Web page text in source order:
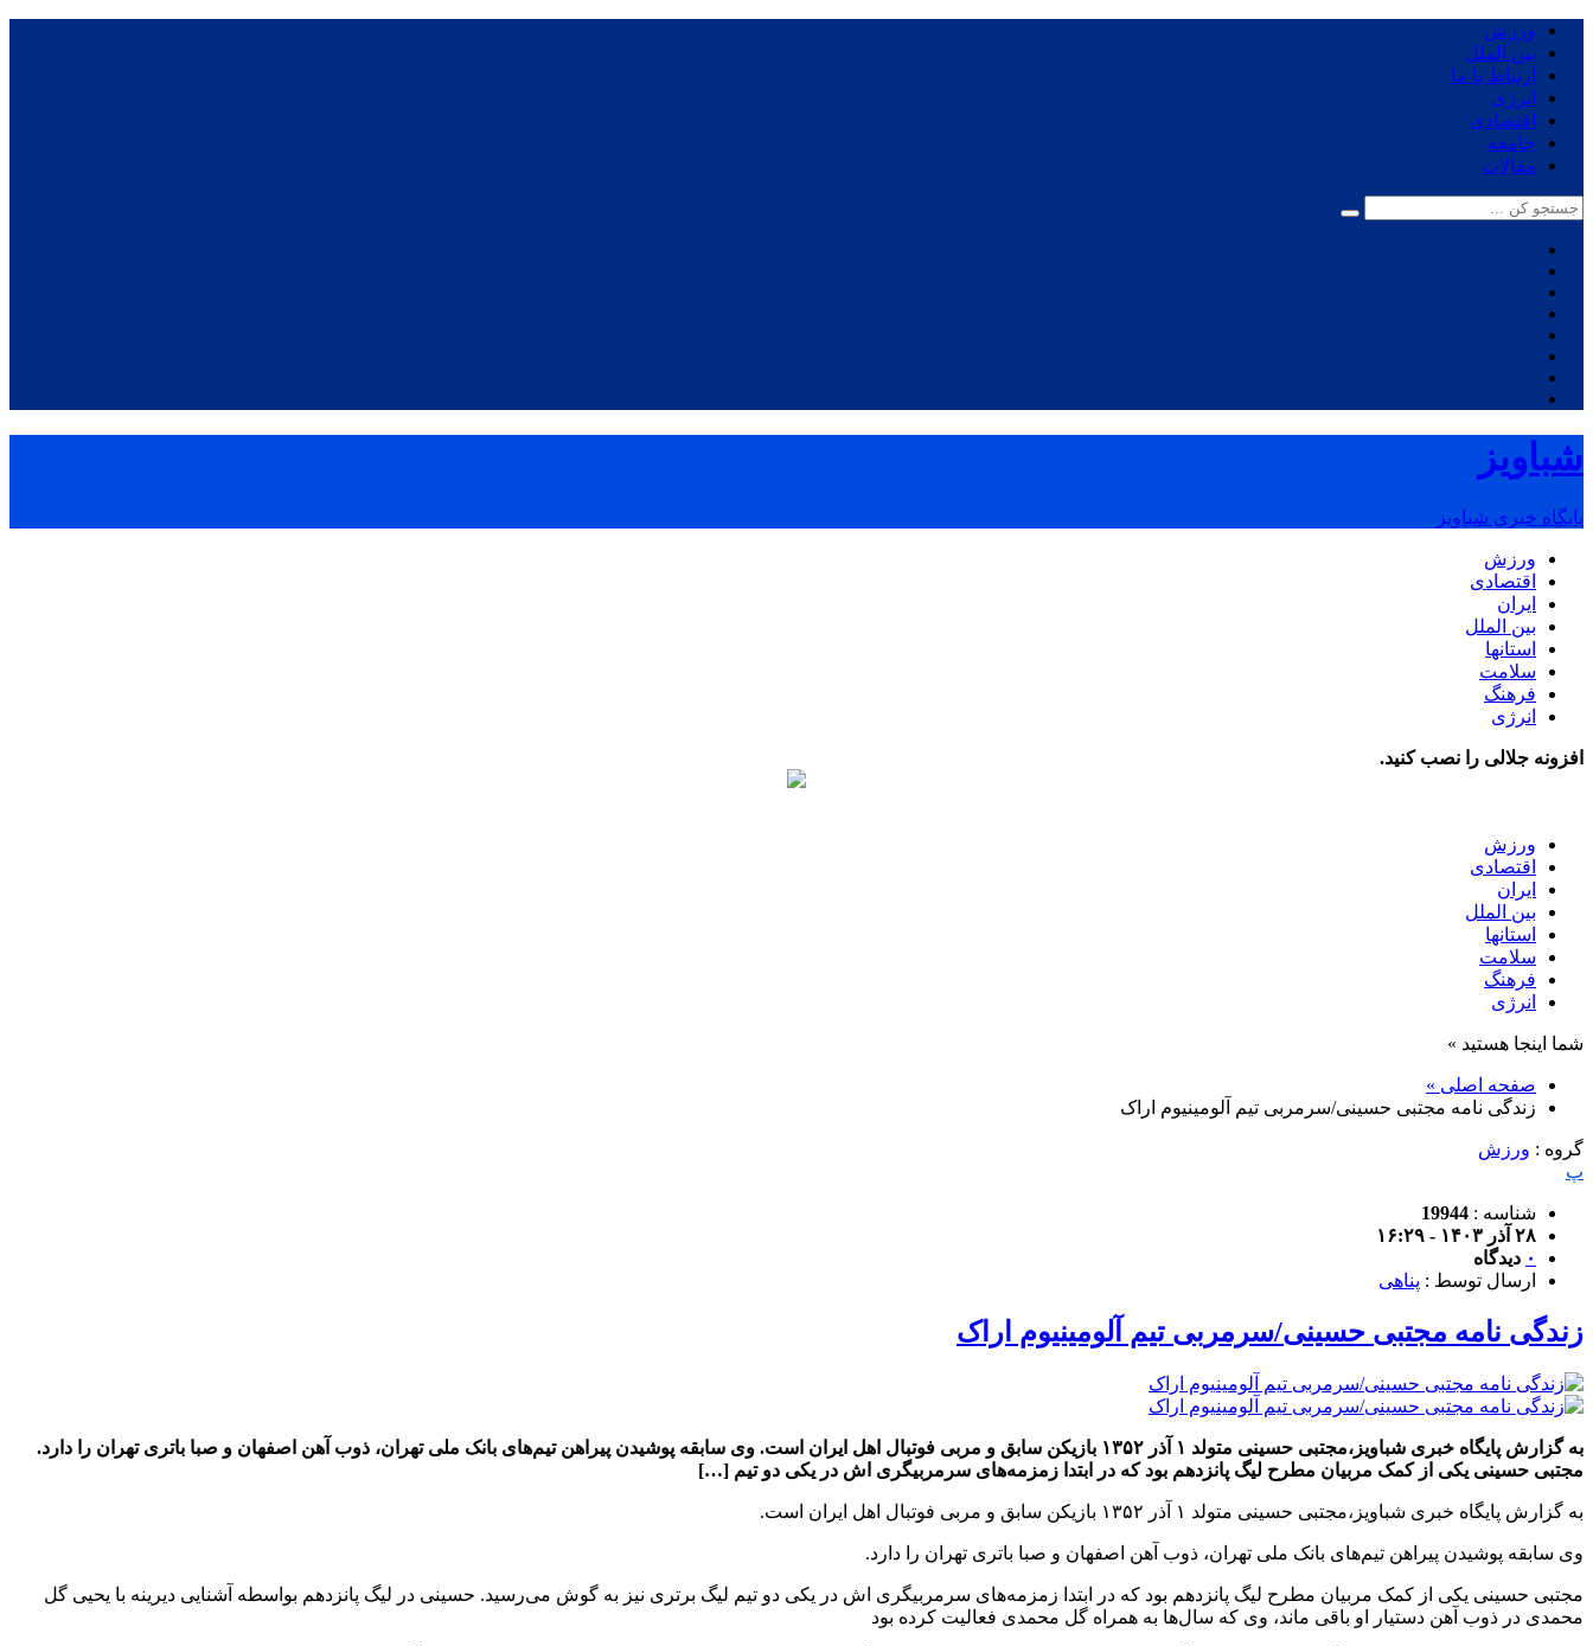
ورزش
بین الملل
ارتباط با ما
انرژی
اقتصادی
جامعه
مقالات
شباویز
پایگاه خبری شباویز
ورزش
اقتصادی
ایران
بین الملل
استانها
سلامت
فرهنگ
انرژی
افزونه جلالی را نصب کنید.
ورزش
اقتصادی
ایران
بین الملل
استانها
سلامت
فرهنگ
انرژی
شما اینجا هستید »
صفحه اصلی »
زندگی نامه مجتبی حسینی/سرمربی تیم آلومینیوم اراک
گروه : ورزش
پ
شناسه : 19944
۲۸ آذر ۱۴۰۳ - ۱۶:۲۹
۰ دیدگاه
ارسال توسط : پناهی
زندگی نامه مجتبی حسینی/سرمربی تیم آلومینیوم اراک
به گزارش پایگاه خبری شباویز،مجتبی حسینی متولد ۱ آذر ۱۳۵۲ بازیکن سابق و مربی فوتبال اهل ایران است. وی سابقه پوشیدن پیراهن تیم‌های بانک ملی تهران، ذوب آهن اصفهان و صبا باتری تهران را دارد.
مجتبی حسینی یکی از کمک مربیان مطرح لیگ پانزدهم بود که در ابتدا زمزمه‌های سرمربیگری اش در یکی دو تیم […]
به گزارش پایگاه خبری شباویز،مجتبی حسینی متولد ۱ آذر ۱۳۵۲ بازیکن سابق و مربی فوتبال اهل ایران است.
وی سابقه پوشیدن پیراهن تیم‌های بانک ملی تهران، ذوب آهن اصفهان و صبا باتری تهران را دارد.
مجتبی حسینی یکی از کمک مربیان مطرح لیگ پانزدهم بود که در ابتدا زمزمه‌های سرمربیگری اش در یکی دو تیم لیگ برتری نیز به گوش می‌رسید. حسینی در لیگ پانزدهم بواسطه آشنایی دیرینه با یحیی گل
محمدی در ذوب آهن دستیار او باقی ماند، وی که سال‌ها به همراه گل محمدی فعالیت کرده بود